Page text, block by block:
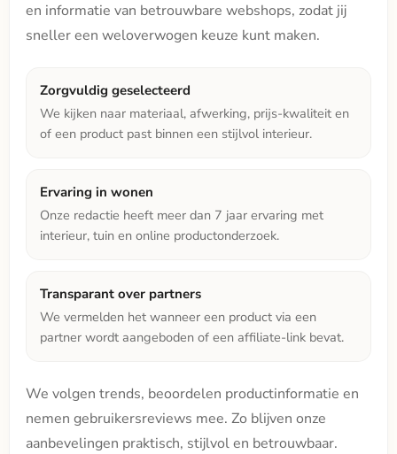
en informatie van betrouwbare webshops, zodat jij
sneller een weloverwogen keuze kunt maken.
Zorgvuldig geselecteerd
We kijken naar materiaal, afwerking, prijs-kwaliteit en
of een product past binnen een stijlvol interieur.
Ervaring in wonen
Onze redactie heeft meer dan 7 jaar ervaring met
interieur, tuin en online productonderzoek.
Transparant over partners
We vermelden het wanneer een product via een
partner wordt aangeboden of een affiliate-link bevat.
We volgen trends, beoordelen productinformatie en
nemen gebruikersreviews mee. Zo blijven onze
aanbevelingen praktisch, stijlvol en betrouwbaar.